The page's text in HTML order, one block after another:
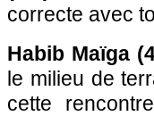
correcte avec
Habib Maïga
le milieu de
cette